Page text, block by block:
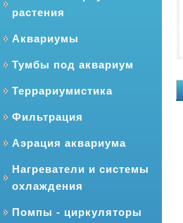
растения
Аквариумы
Тумбы под аквариум
Террариумистика
Фильтрация
Аэрация аквариума
Нагреватели и системы
охлаждения
Помпы - циркуляторы